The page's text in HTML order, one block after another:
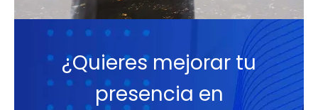
¿Quieres mejorar tu
presencia en